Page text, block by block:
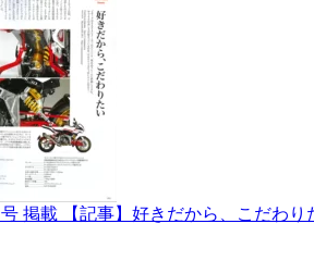
掲載 【記事】好きだから、こだわり